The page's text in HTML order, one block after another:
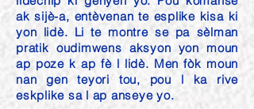
ak sijè-a, entèvenan te esplike kisa ki
yon lidè. Li te montre se pa sèlman
pratik oudimwens aksyon yon moun
ap poze k ap fè l lidè. Men fòk moun
nan gen teyori tou, pou l ka rive
eskplike sa l ap anseye yo.